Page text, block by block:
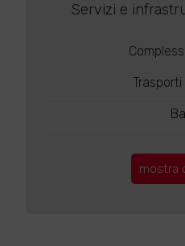
Servizi e
mostra